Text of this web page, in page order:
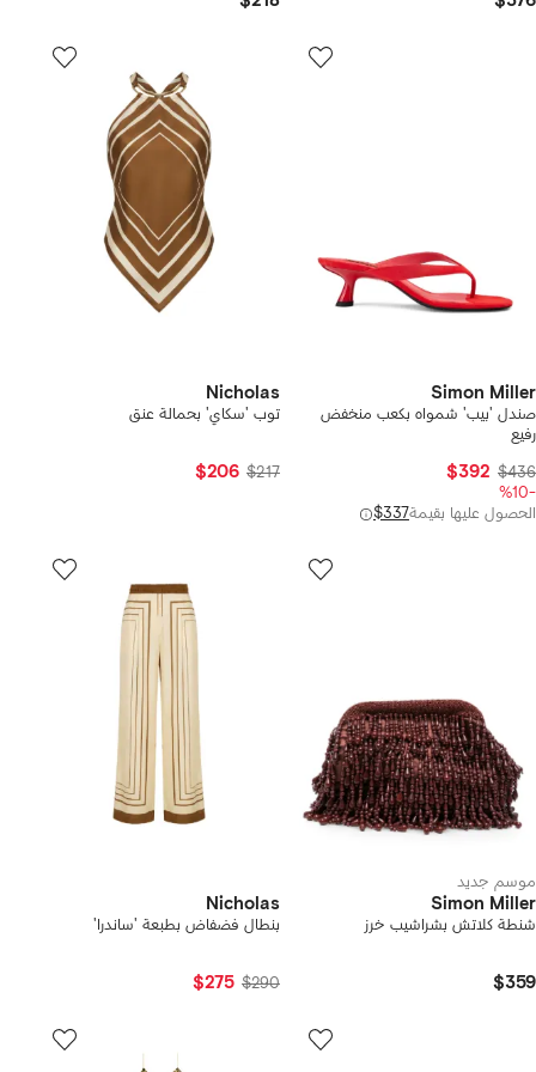
Simon Miller
صندل 'بيب' شمواه بكعب منخفض
رفيع
$436
$392
-%10
الحصول عليها بقيمة$337
Nicholas
توب 'سكاي' بحمالة عنق
$217
$206
موسم جديد
Simon Miller
شنطة كلاتش بشراشيب خرز
$359
Nicholas
بنطال فضفاض بطبعة 'ساندرا'
$290
$275